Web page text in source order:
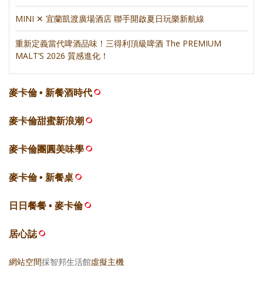
MINI ✕ 宜蘭凱渡廣場酒店 聯手開啟夏日玩樂新航線
重新定義當代啤酒品味！三得利頂級啤酒 The PREMIUM
MALT’S 2026 質感進化！
麥卡倫 • 新餐酒時代
麥卡倫甜蜜新浪潮
麥卡倫團圓美味學
麥卡倫 • 新餐桌
日日餐餐 • 麥卡倫
居心誌
網站空間採智邦生活館虛擬主機